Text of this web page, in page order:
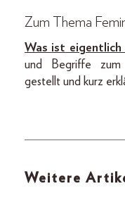
Zum Thema
Was ist eigentlich
und Begriffe zum
gestellt und kurz
Weitere